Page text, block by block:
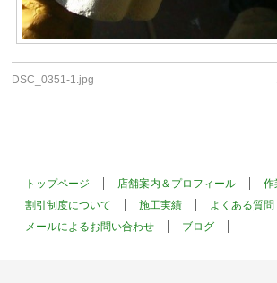
DSC_0351-1.jpg
トップページ 店舗案内＆プロフィール
作
割引制度について
施工実績
よくある質問
メールによるお問い合わせ
ブログ